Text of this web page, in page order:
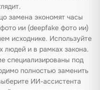
замена экономят часы
ии (deepfake фото ии)
исходнике. Используйте
людей и в рамках закона.
специализированы под
полностью заменить
ИИ-ассистента